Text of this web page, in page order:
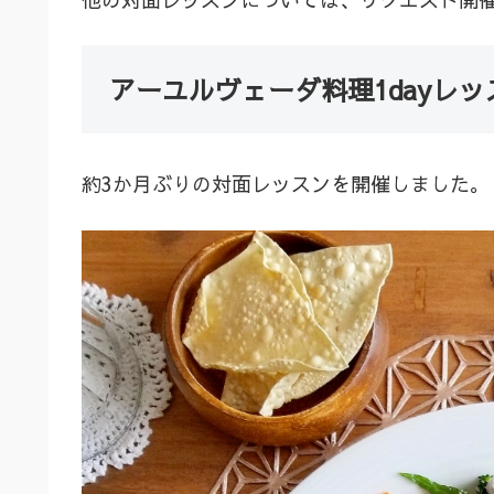
アーユルヴェーダ料理1dayレッ
約3か月ぶりの対面レッスンを開催しました。